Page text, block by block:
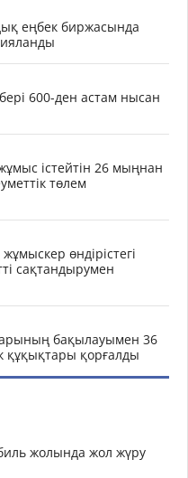
еңбек биржасында
600-ден астам нысан
істейтін 26 мыңнан
төлем
өндірістегі
сақтандырумен
бақылауымен 36
құқықтары қорғалды
жолында жол жүру